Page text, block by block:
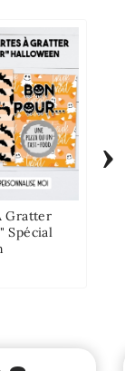
Gratter
Spécial
›